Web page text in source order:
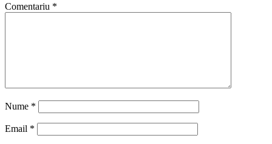
Comentariu *
Nume *
Email *